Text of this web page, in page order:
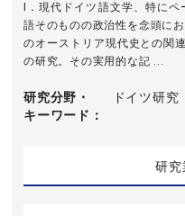
I．現代ドイツ語文学、特に
語そのものの政治性を念頭に
のオーストリア現代史との関
の研究。その実用的な記 ...
研究分野・
キーワード
ドイツ研究
研究